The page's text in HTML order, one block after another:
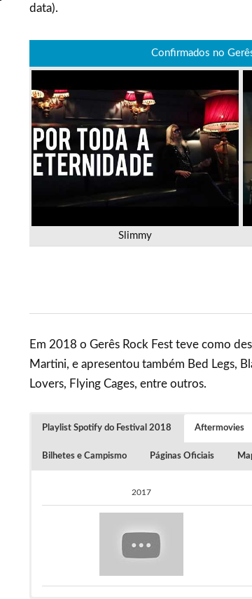
data).
Confirmados no
Slimmy
Em 2018 o Gerês Rock Fest teve como
Martini, e apresentou também Bed Legs,
Lovers, Flying Cages, entre outros.
Playlist Spotify do Festival 2018 Aftermovies
Bilhetes e Campismo Páginas Oficiais
2017